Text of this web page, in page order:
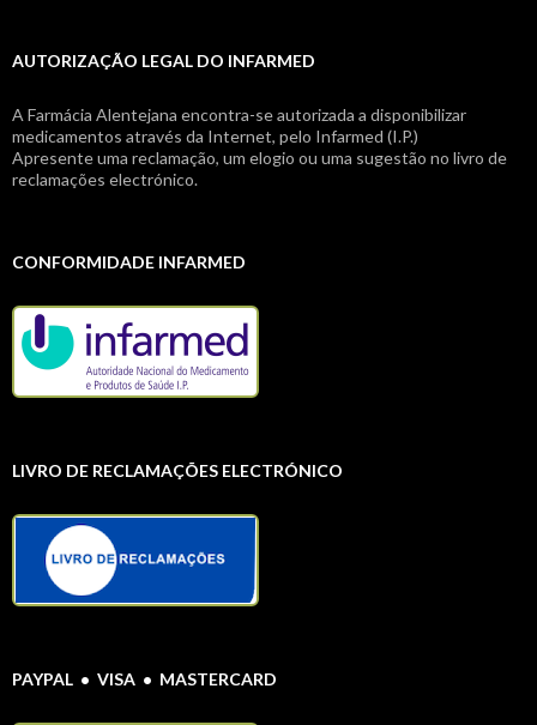
AUTORIZAÇÃO LEGAL DO INFARMED
A Farmácia Alentejana encontra-se autorizada a disponibilizar
medicamentos através da Internet, pelo Infarmed (I.P.)
Apresente uma reclamação, um elogio ou uma sugestão no livro de
reclamações electrónico.
CONFORMIDADE INFARMED
LIVRO DE RECLAMAÇÕES ELECTRÓNICO
PAYPAL • VISA • MASTERCARD